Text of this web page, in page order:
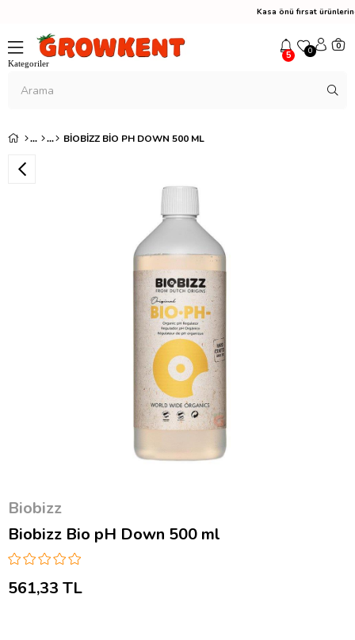
Kasa önü fırsat
5 0 0
BIOBIZZ BIO PH DOWN 500 ML
Biobizz
Biobizz Bio pH Down 500 ml
561,33 TL